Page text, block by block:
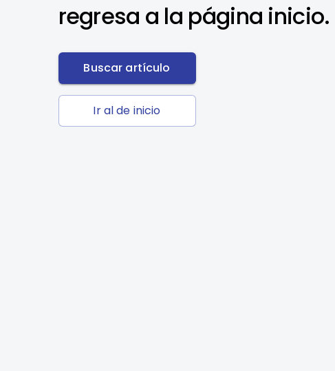
regresa a la página inicio.
Buscar artículo
Ir al de inicio